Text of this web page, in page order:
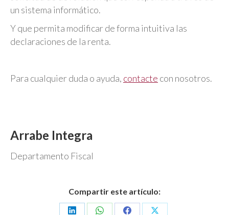
un sistema informático.
Y que permita modificar de forma intuitiva las
declaraciones de la renta.
Para cualquier duda o ayuda, contacte con nosotros.
Arrabe Integra
Departamento Fiscal
Compartir este artículo: